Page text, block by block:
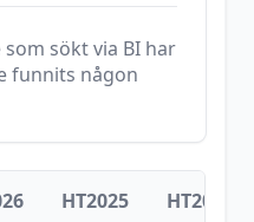
sökt via BI har
funnits någon
HT2025 HT2024